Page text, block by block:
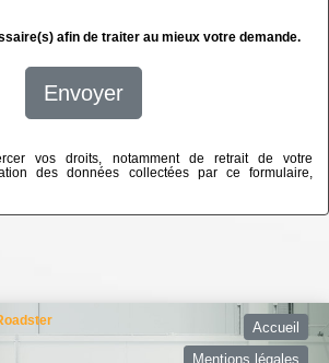
afin de traiter au mieux votre demande.
Envoyer
vos droits, notamment de retrait de votre
des données collectées par ce formulaire,
Accueil
Mentions légales